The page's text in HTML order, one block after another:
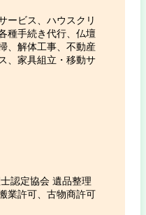
ービス、ハウスクリ
種手続き代行、仏壇
、解体工事、不動産
、家具組立・移動サ
認定協会 遺品整理
業許可、古物商許可